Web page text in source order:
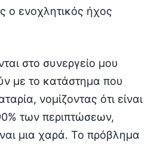
ο ενοχλητικός ήχος
στο συνεργείο μου
με το κατάστημα που
νομίζοντας ότι είναι
των περιπτώσεων,
μια χαρά. Το πρόβλημα